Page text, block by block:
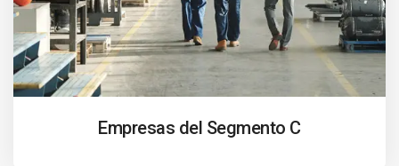
Empresas del Segmento C